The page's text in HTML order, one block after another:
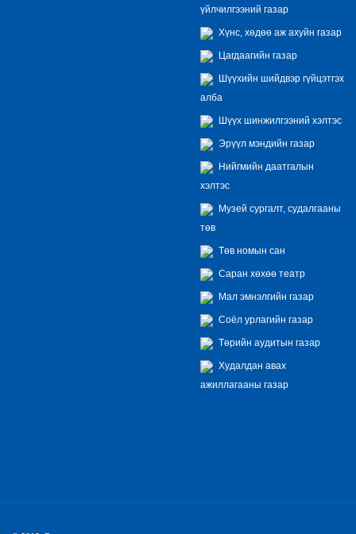
үйлчилгээний газар
Хүнс, хөдөө аж ахуйн газар
Цагдаагийн газар
Шүүхийн шийдвэр гүйцэтгэх
алба
Шүүх шинжилгээний хэлтэс
Эрүүл мэндийн газар
Нийгмийн даатгалын
хэлтэс
Музей сургалт, судалгааны
төв
Төв номын сан
Саран хөхөө театр
Мал эмнэлгийн газар
Соёл урлагийн газар
Төрийн аудитын газар
Худалдан авах
ажиллагааны газар